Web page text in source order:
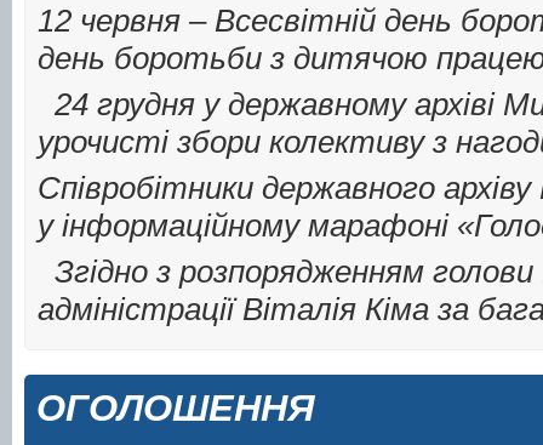
12 червня – Всесвітній день
день боротьби з дитячою
24 грудня у державному архіві
урочисті збори колективу з
Співробітники державного
у інформаційному марафоні
Згідно з розпорядженням голови
адміністрації Віталія Кіма за
ОГОЛОШЕННЯ